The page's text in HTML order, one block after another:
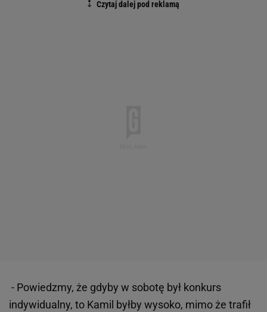
- Powiedzmy, że gdyby w sobotę był konkurs
indywidualny, to Kamil byłby wysoko, mimo że trafił